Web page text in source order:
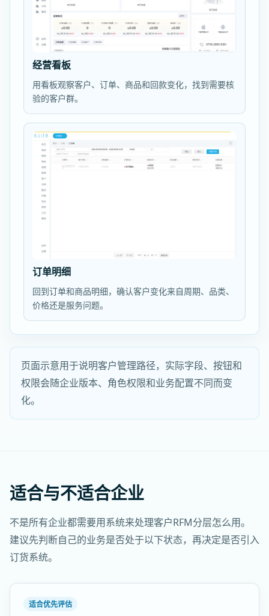
经营看板
用看板观察客户、订单、商品和回款变化，找到需要核
验的客户群。
订单明细
回到订单和商品明细，确认客户变化来自周期、品类、
价格还是服务问题。
页面示意用于说明客户管理路径，实际字段、按钮和
权限会随企业版本、角色权限和业务配置不同而变
化。
适合与不适合企业
不是所有企业都需要用系统来处理客户RFM分层怎么用。
建议先判断自己的业务是否处于以下状态，再决定是否引入
订货系统。
适合优先评估